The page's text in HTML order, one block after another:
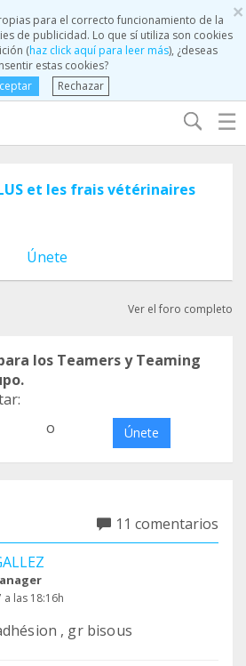
×
para el correcto funcionamiento de la
de publicidad. Lo que sí utiliza son cookies
(haz click aquí para leer más), ¿deseas
estas cookies?
Rechazar
☰
et les frais vétérinaires
Únete
Ver el foro completo
los Teamers y Teaming
o Únete
11 comentarios
las 18:16h
, gr bisous